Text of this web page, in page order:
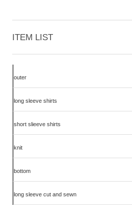
ITEM LIST
outer
long sleeve shirts
short slieeve shirts
knit
bottom
long sleeve cut and sewn